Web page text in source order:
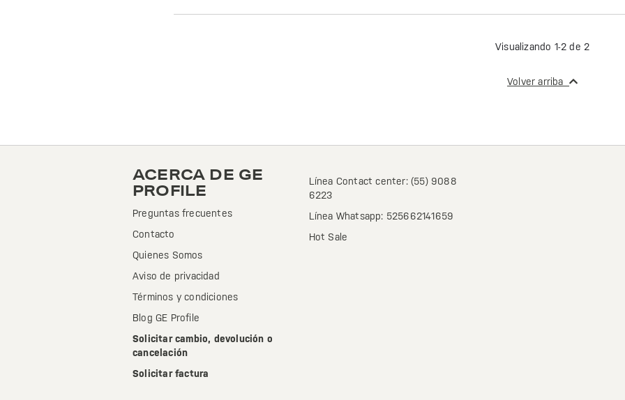
Visualizando 1-2 de 2
Volver arriba
ACERCA DE GE
PROFILE
Preguntas frecuentes
Contacto
Quienes Somos
Aviso de privacidad
Términos y condiciones
Blog GE Profile
Solicitar cambio, devolución o
cancelación
Solicitar factura
Línea Contact center: (55) 9088
6223
Línea Whatsapp: 525662141659
Hot Sale